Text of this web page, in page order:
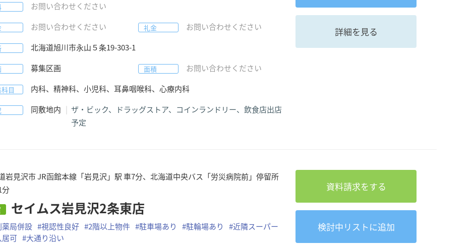
お問い合わせください
お問い合わせください 礼金 お問い合わせください
北海道旭川市永山５条19-303-1
募集区画 面積 お問い合わせください
目 内科、精神科、小児科、耳鼻咽喉科、心療内科
同敷地内
ザ・ビック、ドラッグストア、コインランドリー、飲食店出店
予定
詳細を見る
岩見沢市 JR函館本線「岩見沢」駅 車7分、北海道中央バス「労災病院前」停留所
分
セイムス岩見沢2条東店
局併設 #視認性良好 #2階以上物件 #駐車場あり #駐輪場あり #近隣スーパー
居可 #大通り沿い
資料請求をする
検討中リストに追加